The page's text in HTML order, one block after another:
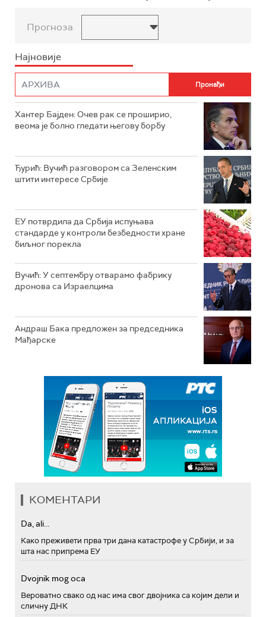
Прогноза
Најновије
Хантер Бајден: Очев рак се проширио,
веома је болно гледати његову борбу
Ђурић: Вучић разговором са Зеленским
штити интересе Србије
ЕУ потврдила да Србија испуњава
стандарде у контроли безбедности хране
биљног порекла
Вучић: У септембру отварамо фабрику
дронова са Израелцима
Андраш Бакa предложен за председника
Мађарске
КОМЕНТАРИ
Da, ali...
Како преживети прва три дана катастрофе у Србији, и за
шта нас припрема ЕУ
Dvojnik mog oca
Вероватно свако од нас има свог двојника са којим дели и
сличну ДНК